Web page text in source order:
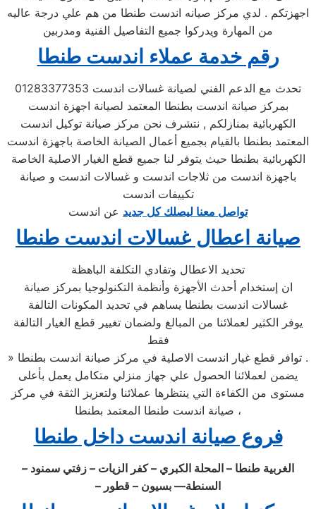
اجهزتكم . لدي مركز صيانه اندست طنطا من هم علي درجة عاليه
من المهارة ويدركوا جميع التفاصيل الفنية ومدربين
رقم خدمة عملاء اندست طنطا
تحدث مع الدعم الفني لصيانة غسالات اندست 01283377353
بمركز صيانة اندست بطنطا المعتمد لصيانة اجهزة اندست
الكهربائية بمنازلكم , نتشرف نحن مركز صيانة توكيل اندست
المعتمد بطنطا بالقيام بجميع أعمال الصيانة الخاصة باجهزة اندست
الكهربائية بطنطا حيث يتوفر لنا جميع قطع الغيار الاصلية الخاصة
باجهزة اندست من ثلاجات اندست و غسالات اندست و صيانة
تكييفات اندست
تواصل معنا ليصلك كل جديد عن اندست
صيانة اعطال غسالات اندست طنطا
تحديد الاعطال وتفادي التكلفة الباهظة
ان إستخدام أحدث الأجهزة وأنظمة التكنولوجيا بمركز صيانة
غسالات اندست بطنطا يساهم في تحديد المكونات التالفة
يوفر الكثير لعملائنا من المبالغ ولضمان تغيير قطع الغيار التالفة
فقط
» توافر قطع غيار اندست الاصلية في مركز صيانة اندست بطنطا .
يضمن لعملائنا الحصول علي جهاز منزلي متكامل يعمل بأعلى
مستوى من الكفاءة التي ينتظرها عملائنا ولتعزيز الثقة في مركز
صيانة اندست طنطا المعتمد بطنطا ،
فروع صيانة اندست داخل طنطا
الغربية طنطا – المحلة الكبري – كفر الزيات – زفتي سمنود –
السنطة–– بسيون – قطور –